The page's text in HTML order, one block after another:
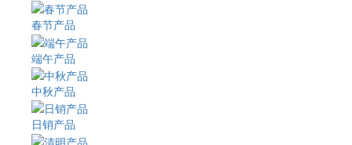
春节产品
端午产品
中秋产品
日销产品